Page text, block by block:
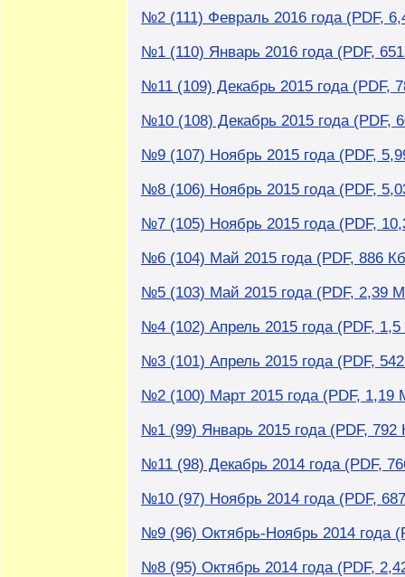
№2 (111) Февраль 2016 года (PDF,
№1 (110) Январь 2016 года (PDF,
№11 (109) Декабрь 2015 года (PDF,
№10 (108) Декабрь 2015 года (PDF,
№9 (107) Ноябрь 2015 года (PDF,
№8 (106) Ноябрь 2015 года (PDF,
№7 (105) Ноябрь 2015 года (PDF,
№6 (104) Май 2015 года (PDF, 886
№5 (103) Май 2015 года (PDF, 2,39
№4 (102) Апрель 2015 года (PDF,
№3 (101) Апрель 2015 года (PDF,
№2 (100) Март 2015 года (PDF, 1,19
№1 (99) Январь 2015 года (PDF, 792
№11 (98) Декабрь 2014 года (PDF,
№10 (97) Ноябрь 2014 года (PDF,
№9 (96) Октябрь-Ноябрь 2014 года
№8 (95) Октябрь 2014 года (PDF,